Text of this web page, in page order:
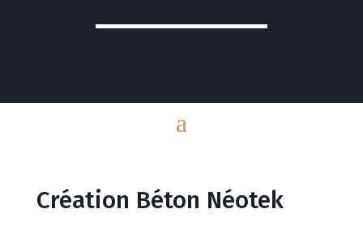
Création Béton Néotek